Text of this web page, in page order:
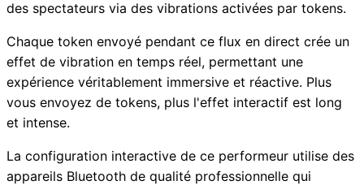
des spectateurs via des vibrations activées par tokens.
Chaque token envoyé pendant ce flux en direct crée un
effet de vibration en temps réel, permettant une
expérience véritablement immersive et réactive. Plus
vous envoyez de tokens, plus l'effet interactif est long
et intense.
La configuration interactive de ce performeur utilise des
appareils Bluetooth de qualité professionnelle qui